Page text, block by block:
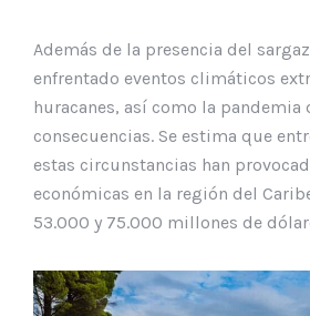
Además de la presencia del
enfrentado eventos climáticos
huracanes, así como la pandemia
consecuencias. Se estima que
estas circunstancias han
económicas en la región del
53.000 y 75.000 millones de